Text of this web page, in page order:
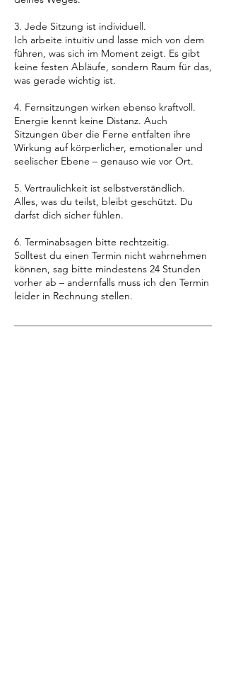
3. Jede Sitzung ist individuell.
Ich arbeite intuitiv und lasse mich von dem
führen, was sich im Moment zeigt. Es gibt
keine festen Abläufe, sondern Raum für das,
was gerade wichtig ist.
4. Fernsitzungen wirken ebenso kraftvoll.
Energie kennt keine Distanz. Auch
Sitzungen über die Ferne entfalten ihre
Wirkung auf körperlicher, emotionaler und
seelischer Ebene – genauso wie vor Ort.
5. Vertraulichkeit ist selbstverständlich.
Alles, was du teilst, bleibt geschützt. Du
darfst dich sicher fühlen.
6. Terminabsagen bitte rechtzeitig.
Solltest du einen Termin nicht wahrnehmen
können, sag bitte mindestens 24 Stunden
vorher ab – andernfalls muss ich den Termin
leider in Rechnung stellen.